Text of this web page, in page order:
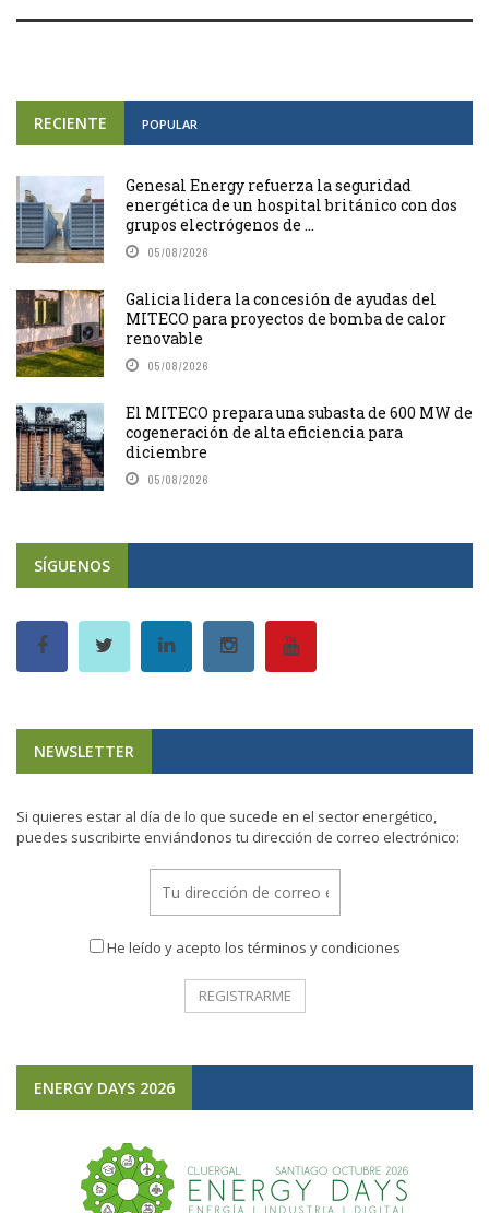
RECIENTE POPULAR
Genesal Energy refuerza la seguridad
energética de un hospital británico con dos
grupos electrógenos de ...
05/08/2026
Galicia lidera la concesión de ayudas del
MITECO para proyectos de bomba de calor
renovable
05/08/2026
El MITECO prepara una subasta de 600 MW de
cogeneración de alta eficiencia para
diciembre
05/08/2026
SÍGUENOS
NEWSLETTER
Si quieres estar al día de lo que sucede en el sector energético,
puedes suscribirte enviándonos tu dirección de correo electrónico:
He leído y acepto los términos y condiciones
ENERGY DAYS 2026